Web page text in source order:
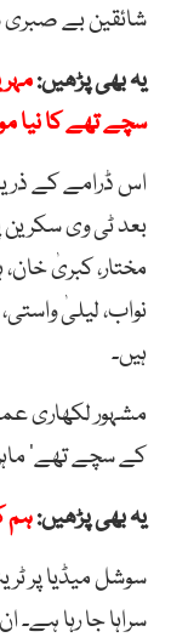
شائقین بے صبری
یہ بھی پڑھیں:
سچے تھے کا نیا
اس ڈرامے کے
بعد ٹی وی سکرین
مختار، کبریٰ
نواب، لیلیٰ واستی،
ہیں۔
مشہور لکھاری
کے سچے تھے‘
یہ بھی پڑھیں:ہم
سوشل میڈیا پر
سراہا جا رہا